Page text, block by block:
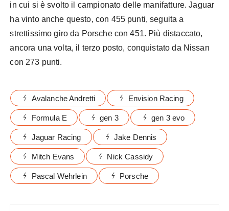
in cui si è svolto il campionato delle manifatture. Jaguar
ha vinto anche questo, con 455 punti, seguita a
strettissimo giro da Porsche con 451. Più distaccato,
ancora una volta, il terzo posto, conquistato da Nissan
con 273 punti.
Avalanche Andretti Envision Racing
Formula E gen 3 gen 3 evo
Jaguar Racing Jake Dennis
Mitch Evans Nick Cassidy
Pascal Wehrlein Porsche